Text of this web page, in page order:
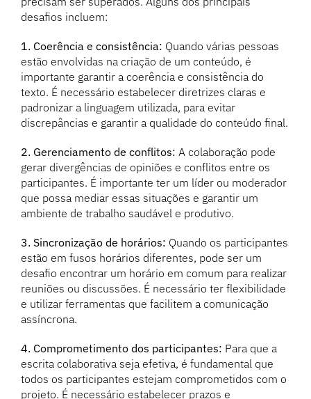
desafios incluem:
1. Coerência e consistência: Quando várias pessoas
estão envolvidas na criação de um conteúdo, é
importante garantir a coerência e consistência do
texto. É necessário estabelecer diretrizes claras e
padronizar a linguagem utilizada, para evitar
discrepâncias e garantir a qualidade do conteúdo final.
2. Gerenciamento de conflitos: A colaboração pode
gerar divergências de opiniões e conflitos entre os
participantes. É importante ter um líder ou moderador
que possa mediar essas situações e garantir um
ambiente de trabalho saudável e produtivo.
3. Sincronização de horários: Quando os participantes
estão em fusos horários diferentes, pode ser um
desafio encontrar um horário em comum para realizar
reuniões ou discussões. É necessário ter flexibilidade
e utilizar ferramentas que facilitem a comunicação
assíncrona.
4. Comprometimento dos participantes: Para que a
escrita colaborativa seja efetiva, é fundamental que
todos os participantes estejam comprometidos com o
projeto. É necessário estabelecer prazos e